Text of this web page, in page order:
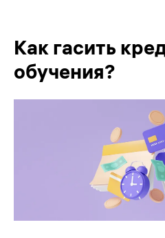
Как гасить
обучения?